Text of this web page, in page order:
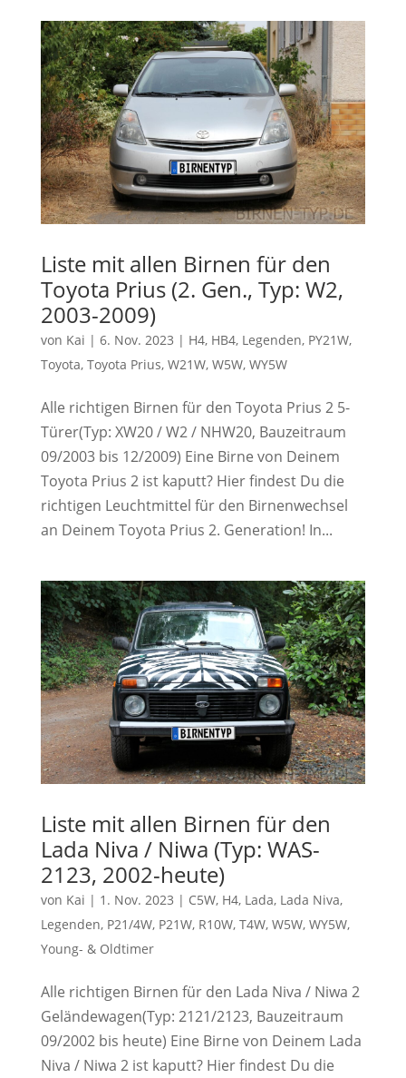
Liste mit allen Birnen für den
Toyota Prius (2. Gen., Typ: W2,
2003-2009)
von Kai | 6. Nov. 2023 | H4, HB4, Legenden, PY21W,
Toyota, Toyota Prius, W21W, W5W, WY5W
Alle richtigen Birnen für den Toyota Prius 2 5-
Türer(Typ: XW20 / W2 / NHW20, Bauzeitraum
09/2003 bis 12/2009) Eine Birne von Deinem
Toyota Prius 2 ist kaputt? Hier findest Du die
richtigen Leuchtmittel für den Birnenwechsel
an Deinem Toyota Prius 2. Generation! In...
Liste mit allen Birnen für den
Lada Niva / Niwa (Typ: WAS-
2123, 2002-heute)
von Kai | 1. Nov. 2023 | C5W, H4, Lada, Lada Niva,
Legenden, P21/4W, P21W, R10W, T4W, W5W, WY5W,
Young- & Oldtimer
Alle richtigen Birnen für den Lada Niva / Niwa 2
Geländewagen(Typ: 2121/2123, Bauzeitraum
09/2002 bis heute) Eine Birne von Deinem Lada
Niva / Niwa 2 ist kaputt? Hier findest Du die